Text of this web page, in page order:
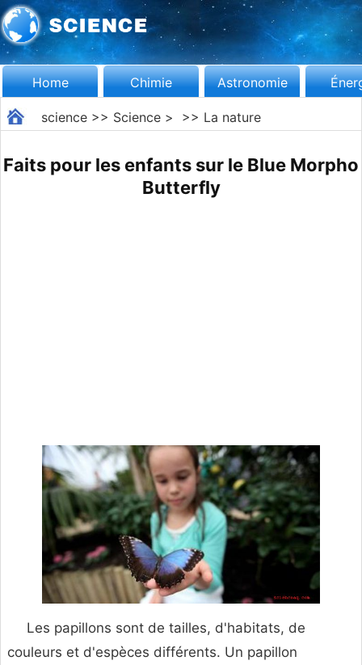
Home Chimie Astronomie
science>> Science> >> La nature
Faits pour les enfants sur le Blue Morpho
Butterfly
Les papillons sont de tailles, d'habitats, de
couleurs et d'espèces différents. Un papillon